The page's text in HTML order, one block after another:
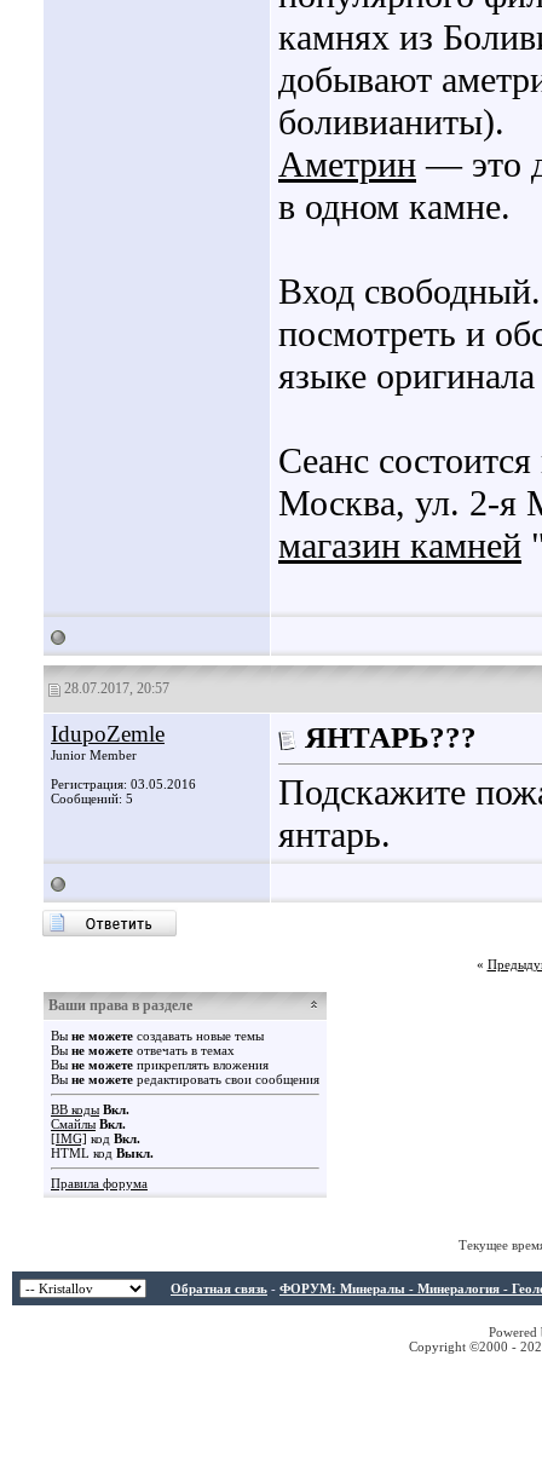
камнях из
добывают
боливианиты).
Аметрин — это
в одном камне.
Вход
посмотреть и
языке
Сеанс
Москва, ул. 2-я
магазин камней
28.07.2017, 20:57
IdupoZemle
Junior Member
Регистрация: 03.05.2016
Сообщений: 5
ЯНТАРЬ???
Подскажите
янтарь.
«
Ваши права в разделе
Вы не можете создавать новые темы
Вы не можете отвечать в темах
Вы не можете прикреплять вложения
Вы не можете редактировать свои сообщения
BB коды Вкл.
Смайлы Вкл.
[IMG] код Вкл.
HTML код Выкл.
Правила форума
Текущее
Обратная связь - ФОРУМ: Минералы - Минералогия -
Copyright ©2000 -